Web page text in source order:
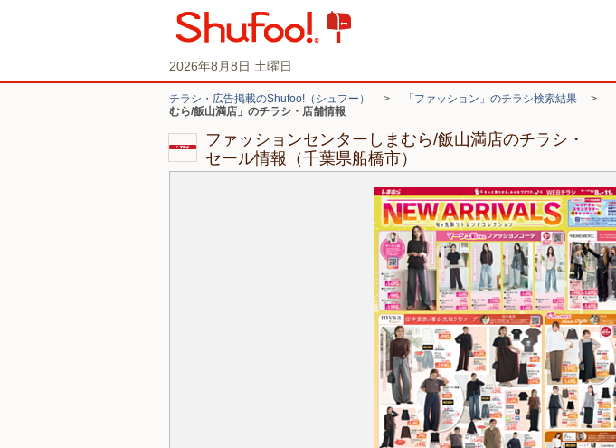
2026年8月8日 土曜日
チラシ・広告掲載のShufoo!（シュフー） > 「ファッション」のチラシ検索結果 >
むら/飯山満店」のチラシ・店舗情報
ファッションセンターしまむら/飯山満店のチラシ・
セール情報（千葉県船橋市）